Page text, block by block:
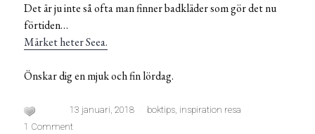
Det är ju inte så ofta man finner badkläder som gör det nu
förtiden…
Märket heter Seea.
Önskar dig en mjuk och fin lördag.
13 januari, 2018 boktips, inspiration resa
1 Comment